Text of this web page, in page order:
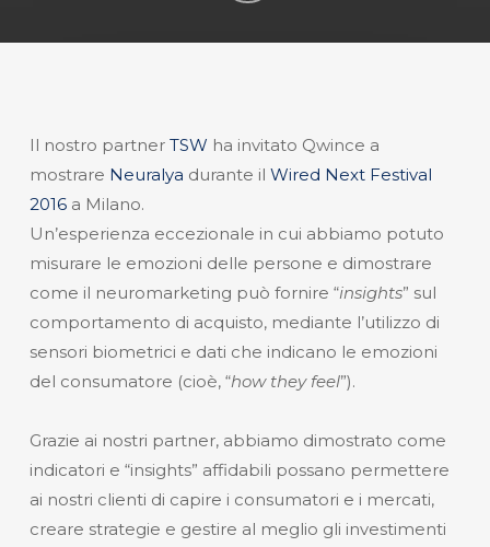
Il nostro partner TSW ha invitato Qwince a
mostrare Neuralya durante il Wired Next Festival
2016a Milano.
Un’esperienza eccezionale in cui abbiamo potuto
misurare le emozioni delle persone e dimostrare
come il neuromarketing può fornire “insights” sul
comportamento di acquisto, mediante l’utilizzo di
sensori biometrici e dati che indicano le emozioni
del consumatore (cioè, “how they feel”).
Grazie ai nostri partner, abbiamo dimostrato come
indicatori e “insights” affidabili possano permettere
ai nostri clienti di capire i consumatori e i mercati,
creare strategie e gestire al meglio gli investimenti